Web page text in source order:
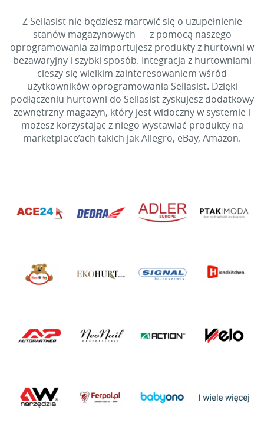
Z Sellasist nie będziesz martwić się o uzupełnienie
stanów magazynowych — z pomocą naszego
oprogramowania zaimportujesz produkty z hurtowni w
bezawaryjny i szybki sposób. Integracja z hurtowniami
cieszy się wielkim zainteresowaniem wśród
użytkowników oprogramowania Sellasist. Dzięki
podłączeniu hurtowni do Sellasist zyskujesz dodatkowy
zewnętrzny magazyn, który jest widoczny w systemie i
możesz korzystając z niego wystawiać produkty na
marketplace’ach takich jak Allegro, eBay, Amazon.